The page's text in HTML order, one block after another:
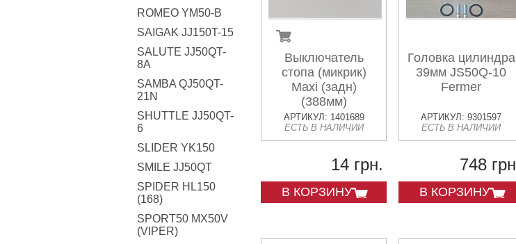
ROMEO YM50-B
SAIGAK JJ150T-15
SALUTE JJ50QT-
8A
SAMBA QJ50QT-
21N
SHUTTLE JJ50QT-
6
SLIDER YK150
SMILE JJ50QT
SPIDER HL150
(168)
SPORT50 MX50V
(VIPER)
Выключатель
стопа (микрик)
Maxi (задн)
(388мм)
АРТИКУЛ: 1401689
ЕСТЬ В НАЛИЧИИ
14 грн.
В КОРЗИНУ
Головка цилиндра
39мм JS50Q-10
Fermer
АРТИКУЛ: 9301597
ЕСТЬ В НАЛИЧИИ
748
В КОРЗИНУ